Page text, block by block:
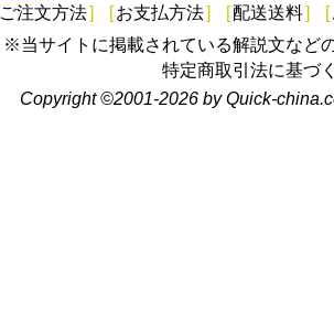
ご注文方法] [お支払方法] [配送送料] [
※当サイトに掲載されている解説文など
特定商取引法に基づ
Copyright ©2001-2026 by Quick-